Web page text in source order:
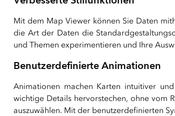
Mit dem Map Viewer können Sie Daten
die Art der Daten die
und Themen experimentieren und Ihre
Benutzerdefinierte Animationen
Animationen machen Karten intuitiver
wichtige Details hervorstechen, ohne vom
auszuwählen. Mit der benutzerdefinierten